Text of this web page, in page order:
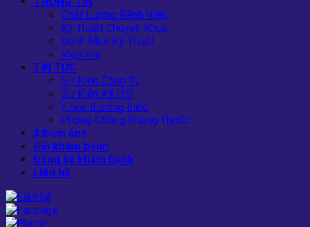
Chất Lượng Bệnh Viện
Kỹ Thuật Chuyên Khoa
Danh Mục Kỹ Thuật
Viện Phí
TIN TỨC
Sự Kiện Công Ty
Sự Kiện Xã Hội
Y học thường thức
Phòng Chống Kháng Thuốc
Album ảnh
Giờ khám bệnh
Đăng ký khám bệnh
Liên hệ